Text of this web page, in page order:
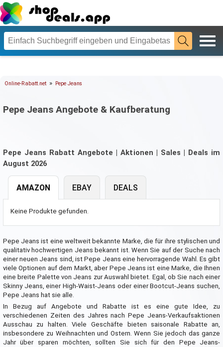
Online-Rabatt.net » Pepe Jeans
Pepe Jeans Angebote & Kaufberatung
Pepe Jeans Rabatt Angebote | Aktionen | Sales | Deals im
August 2026
AMAZON
Keine Produkte gefunden.
EBAY DEALS
Pepe Jeans ist eine weltweit bekannte Marke, die für ihre stylischen und
qualitativ hochwertigen Jeans bekannt ist. Wenn Sie auf der Suche nach
einer neuen Jeans sind, ist Pepe Jeans eine hervorragende Wahl. Es gibt
viele Optionen auf dem Markt, aber Pepe Jeans ist eine Marke, die Ihnen
eine breite Palette von Jeans zur Auswahl bietet. Egal, ob Sie nach einer
Skinny Jeans, einer High-Waist-Jeans oder einer Bootcut-Jeans suchen,
Pepe Jeans hat sie alle.
In Bezug auf Angebote und Rabatte ist es eine gute Idee, zu
verschiedenen Zeiten des Jahres nach Pepe Jeans-Verkaufsaktionen
Ausschau zu halten. Viele Geschäfte bieten saisonale Rabatte an,
insbesondere zu Weihnachten und Ostern. Wenn Sie jedoch das ganze
Jahr über sparen möchten, sollten Sie sich für den Pepe Jeans-